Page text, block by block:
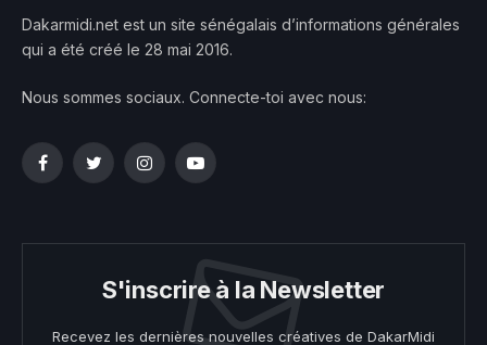
Dakarmidi.net est un site sénégalais d’informations générales
qui a été créé le 28 mai 2016.
Nous sommes sociaux. Connecte-toi avec nous:
FacebookTwitterInstagramYouTube
S'inscrire à la Newsletter
Recevez les dernières nouvelles créatives de DakarMidi